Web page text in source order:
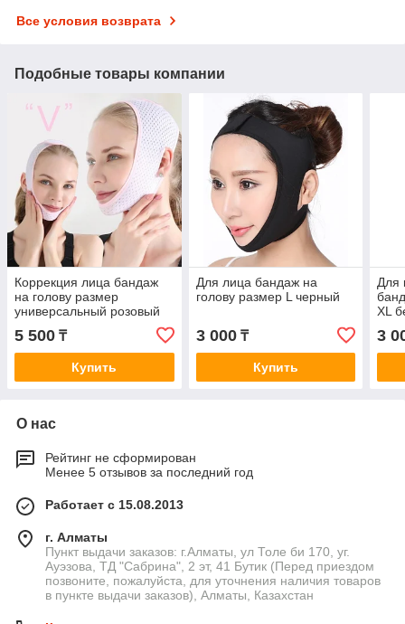
Все условия возврата
Подобные товары компании
Коррекция лица бандаж
на голову размер
универсальный розовый
5 500 ₸
Купить
Для лица бандаж на
голову размер L черный
3 000₸
Купить
Для
XL
3
О нас
Рейтинг не сформирован
Менее 5 отзывов за последний год
Работает с 15.08.2013
г. Алматы
Пункт выдачи заказов: г.Алматы, ул Толе би 170, уг.
Ауэзова, ТД "Сабрина", 2 эт, 41 Бутик (Перед приездом
позвоните, пожалуйста, для уточнения наличия товаров
в пункте выдачи заказов), Алматы, Казахстан